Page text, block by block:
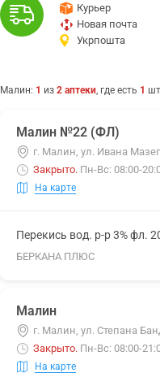
Курьер
Новая почта
Укрпошта
Малин: 1 из 2 аптеки, где есть 1
Малин №22 (ФЛ)
г. Малин, ул. Ивана
Закрыто. Пн-Вс: 08:00-
На карте
Перекись вод. р-р 3% фл.
БЕРКАНА ПЛЮС
Малин
г. Малин, ул. Степана
Закрыто. Пн-Вс: 08:00-
На карте